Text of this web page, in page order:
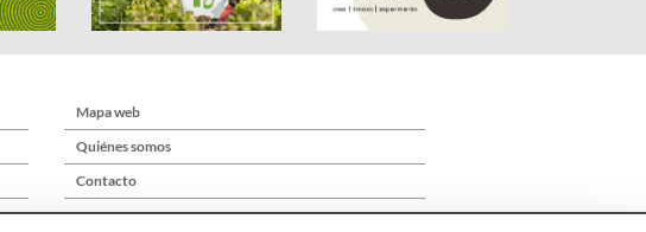
Mapa web
Quiénes somos
Contacto